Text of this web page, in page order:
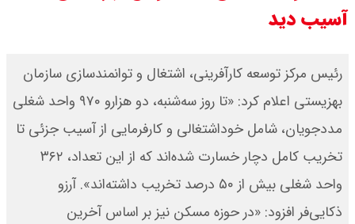
۱۴۰۵ اعلام شد/ طلا بر مدار صعود
قیمت نفت امروز جمعه ۱۶ مرداد ۱۴۰۵
/ نفت صعودی شد + جدول
آسیب دید
رئیس مرکز توسعه کارآفرینی، اشتغال و توانمندسازی سازمان
بهزیستی اعلام کرد: «تا روز سه‌شنبه، دو هزار‌و ۹۷۰ واحد شغلی
مددجویان، شامل خوداشتغالی و کارفرمایی از آسیب جزئی تا
تخریب کامل دچار خسارت شده‌اند که از این تعداد، ۳۶۲
واحد شغلی بیش از ۵۰ درصد تخریب داشته‌اند». آرزو
ذکایی‌فر افزود: «در حوزه مسکن نیز بر اساس آخرین